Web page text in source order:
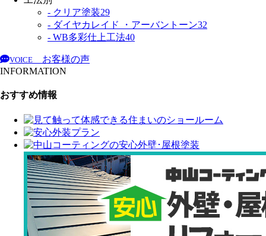
- クリア塗装29
- ダイヤカレイド ・アーバントーン32
- WB多彩仕上工法40
VOICE
お客様の声
INFORMATION
おすすめ情報